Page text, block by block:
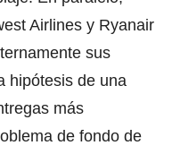
Airlines y Ryanair
sus
hipótesis de una
más
de fondo de